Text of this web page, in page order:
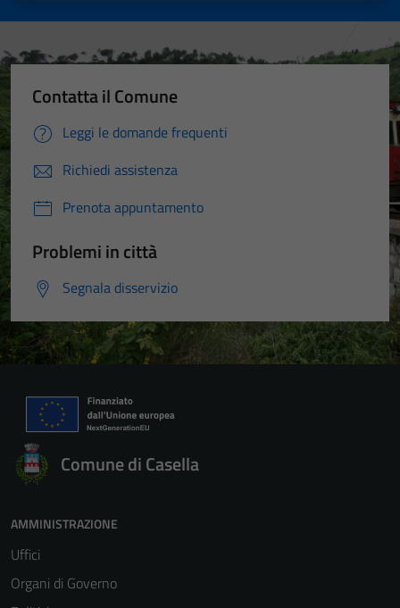
Contatta il Comune
Leggi le domande frequenti
Richiedi assistenza
Prenota appuntamento
Problemi in città
Segnala disservizio
Comune di Casella
AMMINISTRAZIONE
Uffici
Organi di Governo